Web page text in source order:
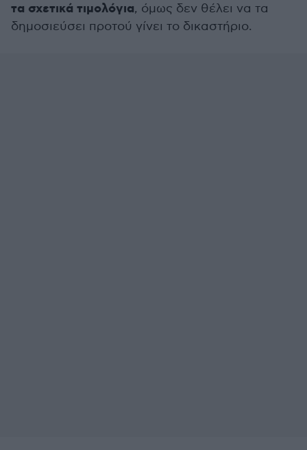
τα σχετικά τιμολόγια, όμως δεν θέλει να τα
δημοσιεύσει προτού γίνει το δικαστήριο.